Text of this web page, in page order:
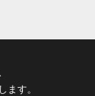
ます。